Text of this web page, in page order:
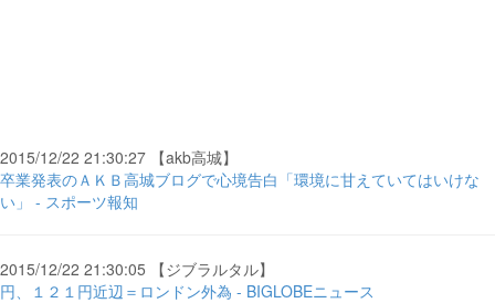
2015/12/22 21:30:27 【akb高城】
卒業発表のＡＫＢ高城ブログで心境告白「環境に甘えていてはいけな
い」 - スポーツ報知
2015/12/22 21:30:05 【ジブラルタル】
円、１２１円近辺＝ロンドン外為 - BIGLOBEニュース